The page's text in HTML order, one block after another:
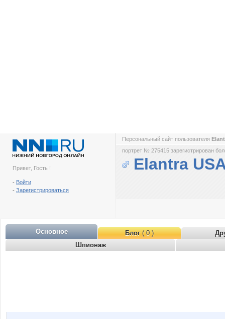
Привет, Гость !
- Войти
- Зарегистрироваться
Персональный сайт пользователя
портрет № 275415 зарегистрирован
­Elantra
Основное Блог( 0 )
Шпионаж